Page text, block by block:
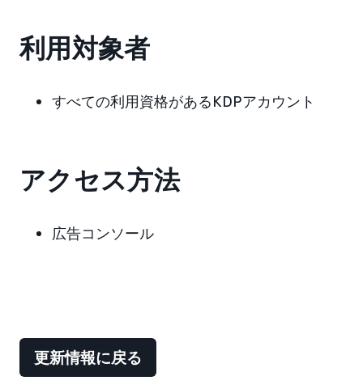
利用対象者
すべての利用資格があるKDPアカウント
アクセス方法
広告コンソール
更新情報に戻る